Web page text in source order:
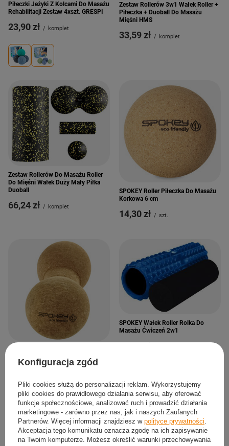
Piłeczki Jeżyki Z Kolcami Do Masażu
Rehabilitacji Zestaw 4xszt. GRESPI
23,90 zł / komplet
Zestaw Rollerów 3w1 Wałek Roller +
Piłeczka + Duoball Do Masażu
Mięśni HMS
33,59 zł / komplet
Zestaw Rollerów Do Masażu Roller
Do Mięśni Wałek Duży Mały Piłka
Duoball
66,24 zł / komplet
SPOKEY Roller Piłeczka Do Masażu
Korkowa 6 cm
14,30 zł / szt.
Do Masażu Korkowa
SPOKEY Wałek Roller Rolka Do
Masażu Ćwiczeń 2w1
95,04 zł
Konfiguracja zgód
Pliki cookies służą do personalizacji reklam. Wykorzystujemy
pliki cookies do prawidłowego działania serwisu, aby oferować
funkcje społecznościowe, analizować ruch i prowadzić działania
marketingowe - zarówno przez nas, jak i naszych Zaufanych
Partnerów. Więcej informacji znajdziesz w polityce prywatności
Akceptacja tego komunikatu oznacza zgodę na ich zapisywanie
na Twoim komputerze. Możesz określić warunki przechowywania